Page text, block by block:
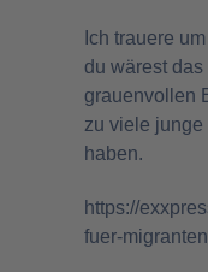
Ich trauere
du wärest
grauenvollen
zu viele
haben.
https://
fuer-